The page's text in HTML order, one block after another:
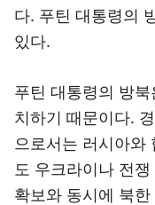
다. 푸틴 대통령의
있다.
푸틴 대통령의 방
치하기 때문이다.
으로서는 러시아와
도 우크라이나 전
확보와 동시에 북